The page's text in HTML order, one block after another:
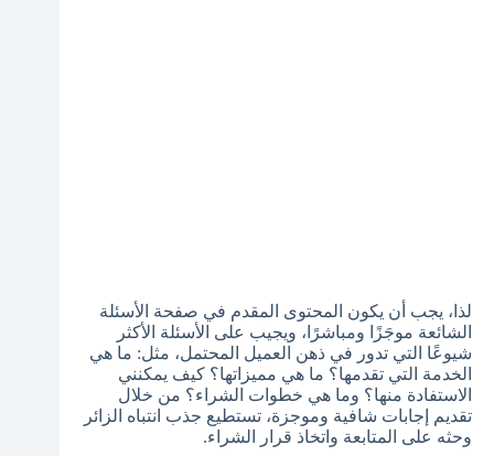
لذا، يجب أن يكون المحتوى المقدم في صفحة الأسئلة
الشائعة موجَزًا ومباشرًا، ويجيب على الأسئلة الأكثر
شيوعًا التي تدور في ذهن العميل المحتمل، مثل: ما هي
الخدمة التي تقدمها؟ ما هي مميزاتها؟ كيف يمكنني
الاستفادة منها؟ وما هي خطوات الشراء؟ من خلال
تقديم إجابات شافية وموجزة، تستطيع جذب انتباه الزائر
وحثه على المتابعة واتخاذ قرار الشراء.